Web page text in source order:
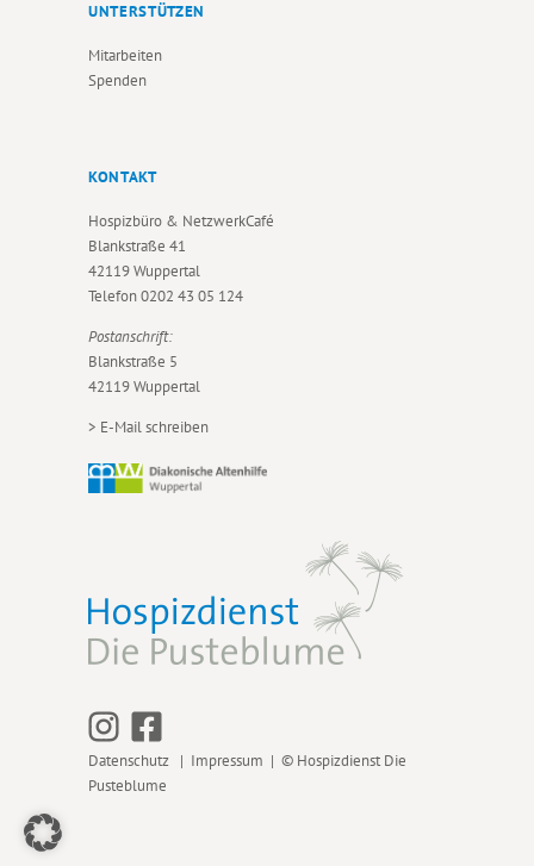
UNTERSTÜTZEN
Mitarbeiten
Spenden
KONTAKT
Hospizbüro & NetzwerkCafé
Blankstraße 41
42119 Wuppertal
Telefon0202 43 05 124
Postanschrift:
Blankstraße 5
42119 Wuppertal
> E-Mail schreiben
Datenschutz | Impressum | © Hospizdienst Die
Pusteblume